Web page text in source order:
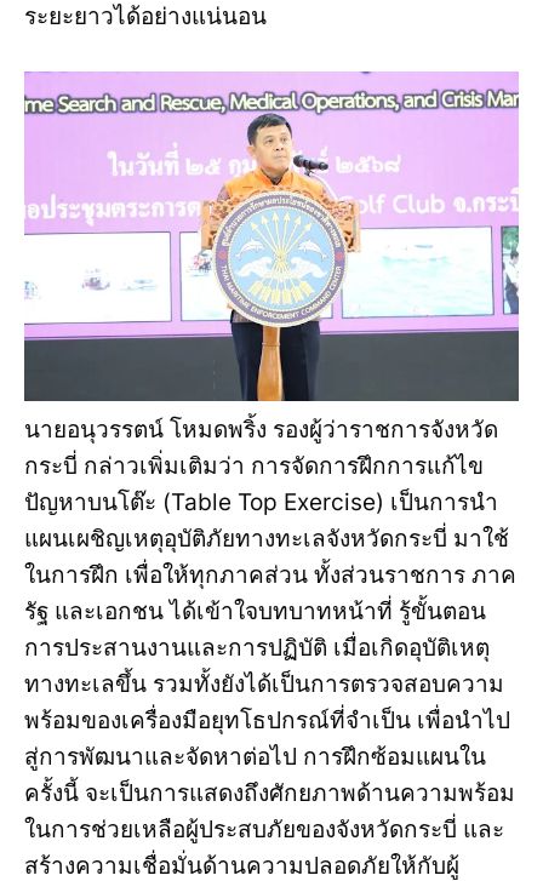
ระยะยาวได้อย่างแน่นอน
นายอนุวรรตน์ โหมดพริ้ง รองผู้ว่าราชการจังหวัด
กระบี่ กล่าวเพิ่มเติมว่า การจัดการฝึกการแก้ไข
ปัญหาบนโต๊ะ (Table Top Exercise) เป็นการนำ
แผนเผชิญเหตุอุบัติภัยทางทะเลจังหวัดกระบี่ มาใช้
ในการฝึก เพื่อให้ทุกภาคส่วน ทั้งส่วนราชการ ภาค
รัฐ และเอกชน ได้เข้าใจบทบาทหน้าที่ รู้ขั้นตอน
การประสานงานและการปฏิบัติ เมื่อเกิดอุบัติเหตุ
ทางทะเลขึ้น รวมทั้งยังได้เป็นการตรวจสอบความ
พร้อมของเครื่องมือยุทโธปกรณ์ที่จำเป็น เพื่อนำไป
สู่การพัฒนาและจัดหาต่อไป การฝึกซ้อมแผนใน
ครั้งนี้ จะเป็นการแสดงถึงศักยภาพด้านความพร้อม
ในการช่วยเหลือผู้ประสบภัยของจังหวัดกระบี่ และ
สร้างความเชื่อมั่นด้านความปลอดภัยให้กับผู้